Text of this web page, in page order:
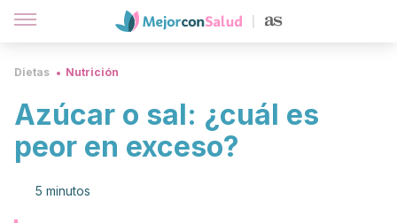
Dietas Nutrición
Azúcar o sal: ¿cuál es
peor en exceso?
5 minutos